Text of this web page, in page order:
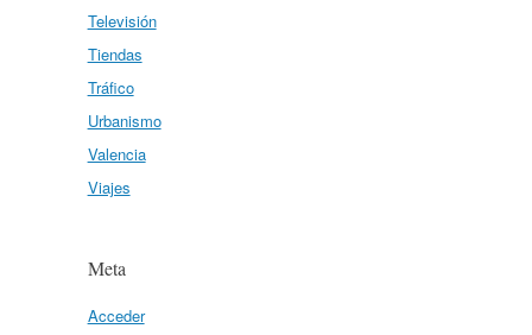
Televisión
Tiendas
Tráfico
Urbanismo
Valencia
Viajes
Meta
Acceder